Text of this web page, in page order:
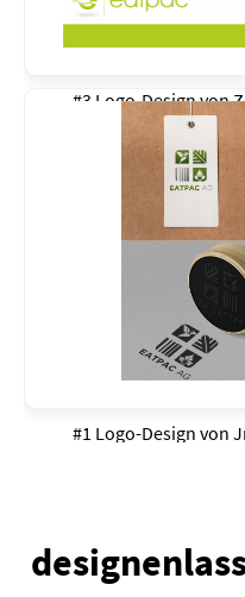
#3 Logo-Design von
#1 Logo-Design von